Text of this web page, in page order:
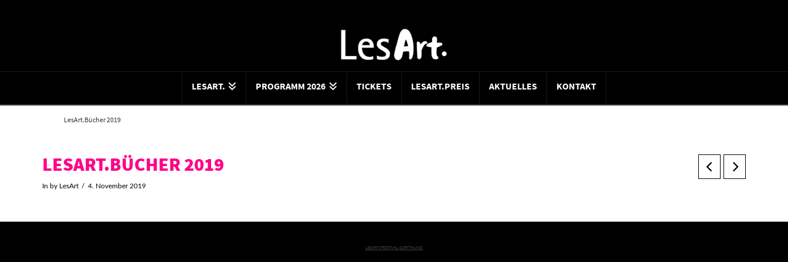
LESART. PROGRAMM 2026 TICKETS LESART.PREIS AKTUELLES KONTAKT
HomeLesArt.Bücher 2019
LESART.BÜCHER 2019
In by LesArt 4. November 2019
LESART.FESTIVAL DORTMUND